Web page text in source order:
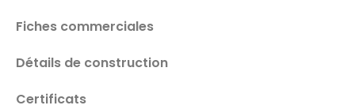
Fiches commerciales
Détails de construction
Certificats